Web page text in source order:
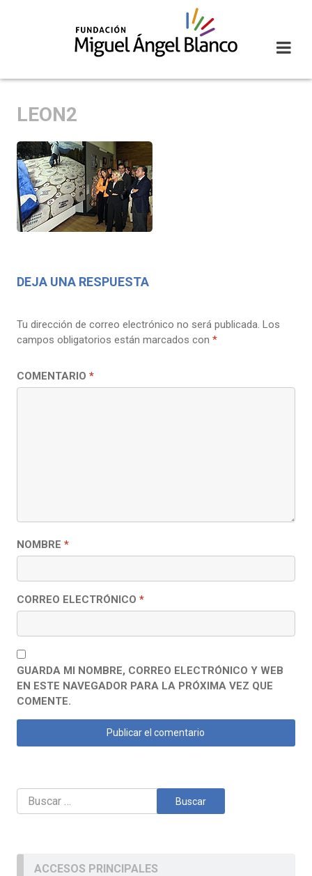
LEON2
DEJA UNA RESPUESTA
Tu dirección de correo electrónico no será publicada. Los
campos obligatorios están marcados con *
COMENTARIO *
NOMBRE *
CORREO ELECTRÓNICO *
GUARDA MI NOMBRE, CORREO ELECTRÓNICO Y WEB
EN ESTE NAVEGADOR PARA LA PRÓXIMA VEZ QUE
COMENTE.
Buscar:
ACCESOS PRINCIPALES